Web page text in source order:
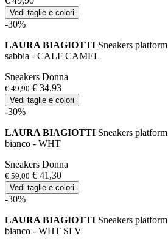
Vedi taglie e colori
-30%
LAURA BIAGIOTTI Sneakers platform
sabbia - CALF CAMEL
Sneakers Donna
€ 49,90 € 34,93
Vedi taglie e colori
-30%
LAURA BIAGIOTTI Sneakers platform
bianco - WHT
Sneakers Donna
€ 59,00 € 41,30
Vedi taglie e colori
-30%
LAURA BIAGIOTTI Sneakers platform
bianco - WHT SLV